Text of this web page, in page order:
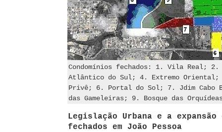
Condomínios fechados: 1. Vila Real;
Atlântico do Sul; 4. Extremo Oriental;
Privê; 6. Portal do Sol; 7. Jdim Cabo
das Gameleiras; 9. Bosque das
Legislação Urbana e a expansão
fechados em João Pessoa